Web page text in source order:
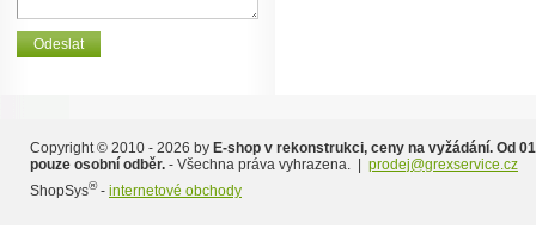
Copyright © 2010 - 2026 by E-shop v rekonstrukci, ceny na vyžádání. Od
pouze osobní odběr. - Všechna práva vyhrazena. | prodej@grexservice.cz
ShopSys®- internetové obchody